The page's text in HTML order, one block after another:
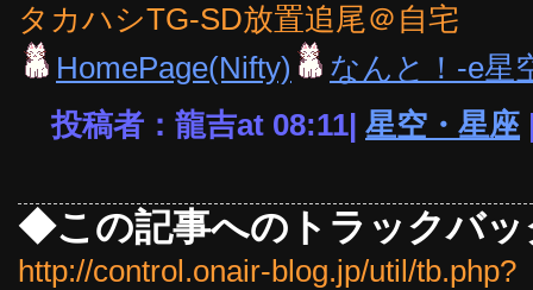
タカハシTG-SD放置追尾＠自宅
HomePage(Nifty)
なんと！-e星
投稿者：龍吉at 08:11| 星空・星座
◆この記事へのトラックバッ
http://control.onair-blog.jp/util/tb.php?